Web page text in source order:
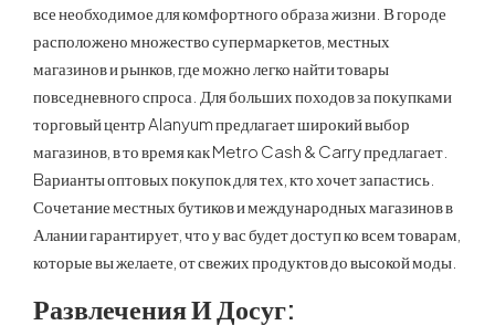
все необходимое для комфортного образа жизни. В городе
расположено множество супермаркетов, местных
магазинов и рынков, где можно легко найти товары
повседневного спроса. Для больших походов за покупками
торговый центр Alanyum предлагает широкий выбор
магазинов, в то время как Metro Cash & Carry предлагает.
Bарианты оптовых покупок для тех, кто хочет запастись.
Сочетание местных бутиков и международных магазинов в
Алании гарантирует, что у вас будет доступ ко всем товарам,
которые вы желаете, от свежих продуктов до высокой моды.
Развлечения И Досуг: